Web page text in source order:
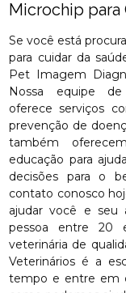
Microchip para
Se você está
para cuidar da
Pet Imagem
Nossa equipe de
oferece serviços
prevenção de
também
educação para
decisões para o
contato conosco
ajudar você e seu
pessoa entre 20
veterinária de
Veterinários é a
tempo e entre em